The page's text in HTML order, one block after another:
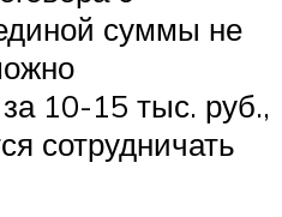
суммы не
10-15 тыс. руб.,
сотрудничать